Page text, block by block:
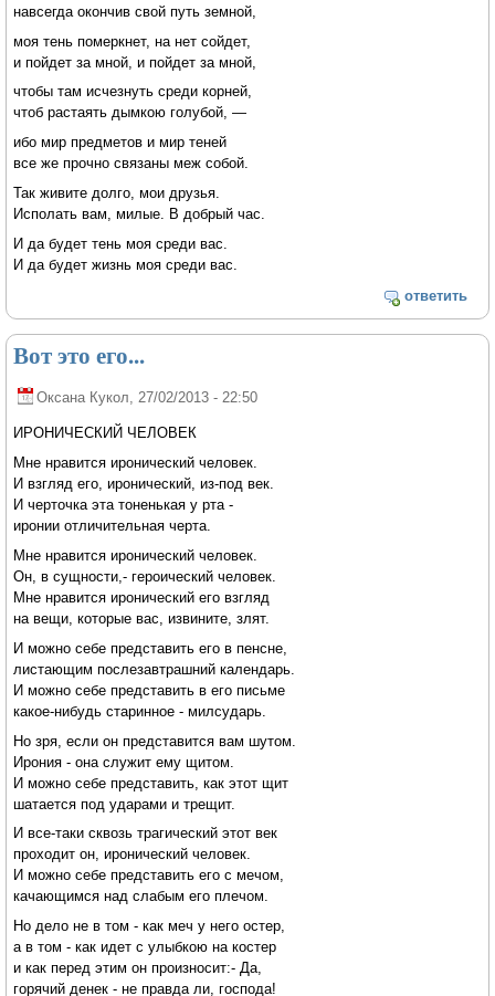
навсегда окончив свой путь земной,
моя тень померкнет, на нет сойдет,
и пойдет за мной, и пойдет за мной,
чтобы там исчезнуть среди корней,
чтоб растаять дымкою голубой, —
ибо мир предметов и мир теней
все же прочно связаны меж собой.
Так живите долго, мои друзья.
Исполать вам, милые. В добрый час.
И да будет тень моя среди вас.
И да будет жизнь моя среди вас.
ответить
Вот это его...
Оксана Кукол , 27/02/2013 - 22:50
ИРОНИЧЕСКИЙ ЧЕЛОВЕК
Мне нравится иронический человек.
И взгляд его, иронический, из-под век.
И черточка эта тоненькая у рта -
иронии отличительная черта.
Мне нравится иронический человек.
Он, в сущности,- героический человек.
Мне нравится иронический его взгляд
на вещи, которые вас, извините, злят.
И можно себе представить его в пенсне,
листающим послезавтрашний календарь.
И можно себе представить в его письме
какое-нибудь старинное - милсударь.
Но зря, если он представится вам шутом.
Ирония - она служит ему щитом.
И можно себе представить, как этот щит
шатается под ударами и трещит.
И все-таки сквозь трагический этот век
проходит он, иронический человек.
И можно себе представить его с мечом,
качающимся над слабым его плечом.
Но дело не в том - как меч у него остер,
а в том - как идет с улыбкою на костер
и как перед этим он произносит:- Да,
горячий денек - не правда ли, господа!